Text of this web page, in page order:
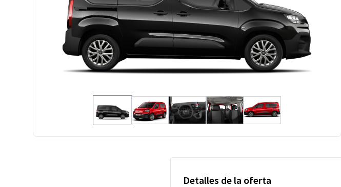
Detalles de la oferta